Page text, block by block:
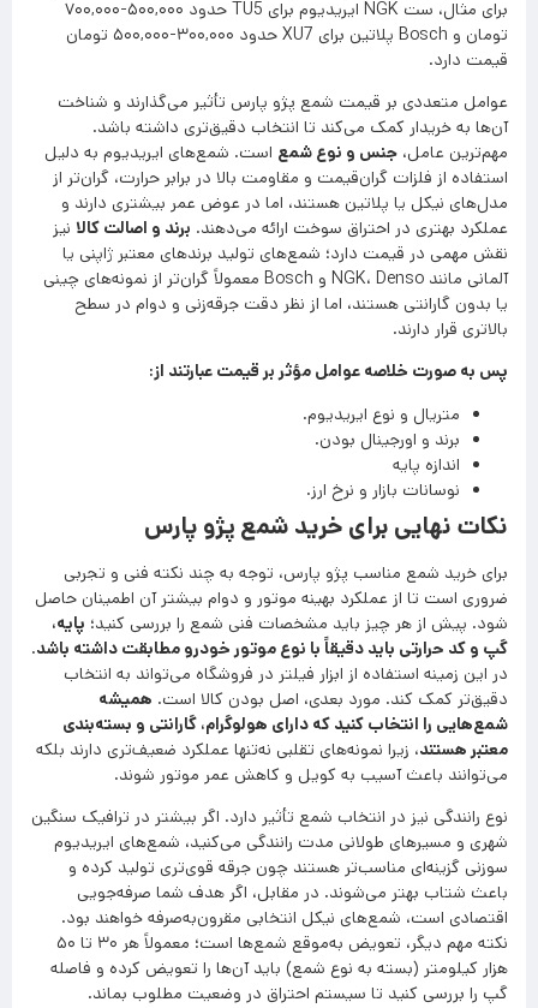
برای مثال، ست NGK ایریدیوم برای TU5 حدود ۵۰۰,۰۰۰-۷۰۰,۰۰۰
تومان و Bosch پلاتین برای XU7 حدود ۳۰۰,۰۰۰-۵۰۰,۰۰۰ تومان
قیمت دارد.
عوامل متعددی بر قیمت شمع پژو پارس تأثیر می‌گذارند و شناخت
آن‌ها به خریدار کمک می‌کند تا انتخاب دقیق‌تری داشته باشد.
مهم‌ترین عامل، جنس و نوع شمع است. شمع‌های ایریدیوم به دلیل
استفاده از فلزات گران‌قیمت و مقاومت بالا در برابر حرارت، گران‌تر از
مدل‌های نیکل یا پلاتین هستند، اما در عوض عمر بیشتری دارند و
عملکرد بهتری در احتراق سوخت ارائه می‌دهند. برند و اصالت کالا نیز
نقش مهمی در قیمت دارد؛ شمع‌های تولید برندهای معتبر ژاپنی یا
آلمانی مانند NGK، Denso و Bosch معمولاً گران‌تر از نمونه‌های چینی
یا بدون گارانتی هستند، اما از نظر دقت جرقه‌زنی و دوام در سطح
بالاتری قرار دارند.
پس به صورت خلاصه عوامل مؤثر بر قیمت عبارتند از:
متریال و نوع ایریدیوم.
برند و اورجینال بودن.
اندازه پایه
نوسانات بازار و نرخ ارز.
نکات نهایی برای خرید شمع پژو پارس
برای خرید شمع مناسب پژو پارس، توجه به چند نکته فنی و تجربی
ضروری است تا از عملکرد بهینه موتور و دوام بیشتر آن اطمینان حاصل
شود. پیش از هر چیز باید مشخصات فنی شمع را بررسی کنید؛ پایه،
گپ و کد حرارتی باید دقیقاً با نوع موتور خودرو مطابقت داشته باشد.
در این زمینه استفاده از ابزار فیلتر در فروشگاه می‌تواند به انتخاب
دقیق‌تر کمک کند. مورد بعدی، اصل بودن کالا است. همیشه
شمع‌هایی را انتخاب کنید که دارای هولوگرام، گارانتی و بسته‌بندی
معتبر هستند، زیرا نمونه‌های تقلبی نه‌تنها عملکرد ضعیف‌تری دارند بلکه
می‌توانند باعث آسیب به کویل و کاهش عمر موتور شوند.
نوع رانندگی نیز در انتخاب شمع تأثیر دارد. اگر بیشتر در ترافیک سنگین
شهری و مسیرهای طولانی مدت رانندگی می‌کنید، شمع‌های ایریدیوم
سوزنی گزینه‌ای مناسب‌تر هستند چون جرقه قوی‌تری تولید کرده و
باعث شتاب بهتر می‌شوند. در مقابل، اگر هدف شما صرفه‌جویی
اقتصادی است، شمع‌های نیکل انتخابی مقرون‌به‌صرفه خواهند بود.
نکته مهم دیگر، تعویض به‌موقع شمع‌ها است؛ معمولاً هر ۳۰ تا ۵۰
هزار کیلومتر (بسته به نوع شمع) باید آن‌ها را تعویض کرده و فاصله
گپ را بررسی کنید تا سیستم احتراق در وضعیت مطلوب بماند.